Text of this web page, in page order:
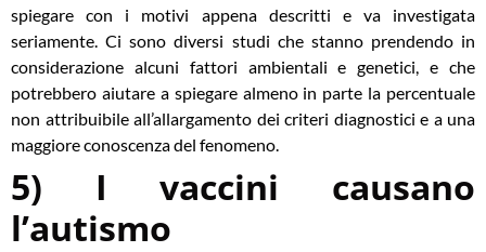
spiegare con i motivi appena descritti e va investigata
seriamente. Ci sono diversi studi che stanno prendendo in
considerazione alcuni fattori ambientali e genetici, e che
potrebbero aiutare a spiegare almeno in parte la percentuale
non attribuibile all’allargamento dei criteri diagnostici e a una
maggiore conoscenza del fenomeno.
5) I vaccini causano
l’autismo